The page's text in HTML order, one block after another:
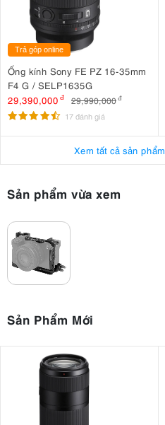
Trả góp online
Ống kính Sony FE PZ 16-35mm
F4 G / SELP1635G
29,390,000 đ 29,990,000đ
17 đánh giá
Xem tất cả sản
Sản phẩm vừa xem
Sản Phẩm Mới